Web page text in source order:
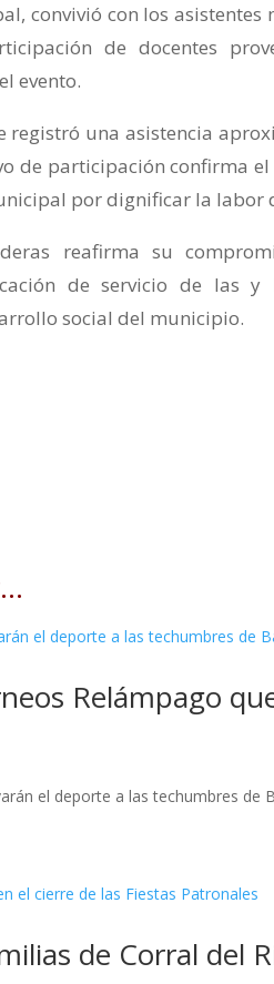
convivió con los asistentes
de docentes
evento.
registró una asistencia
de participación confirma
por dignificar la labor
reafirma su
de servicio de las y
social del municipio.
Relámpago
el deporte a las techumbres de
de Corral del